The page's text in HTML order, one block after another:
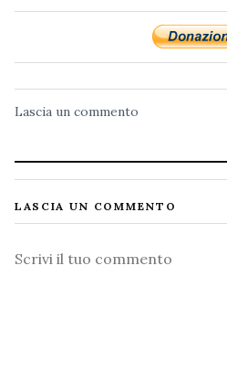
Lascia un commento
LASCIA UN COMMENTO
Commento